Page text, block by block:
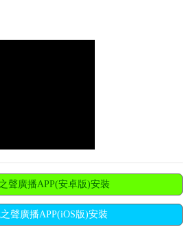
聲廣播APP(安卓版)安裝
聲廣播APP(iOS版)安裝